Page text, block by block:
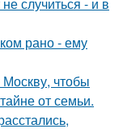
рано - ему
чтобы
от семьи.